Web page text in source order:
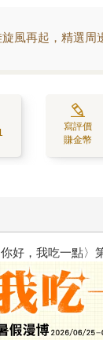
風再起，精選周
寫評價
賺金幣